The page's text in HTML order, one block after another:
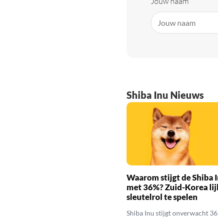
Shiba Inu Nieuws
Waarom stijgt de Shiba
met 36%? Zuid-Korea
sleutelrol te spelen
Shiba Inu stijgt onverwacht